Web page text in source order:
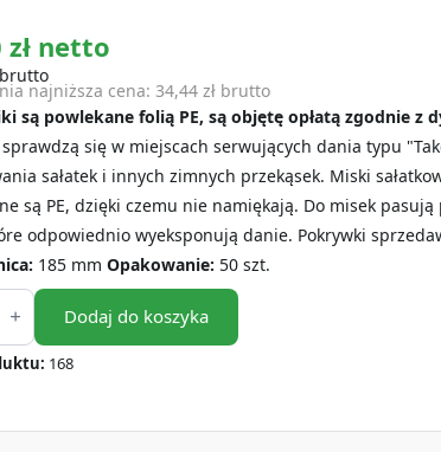
zł netto
najniższa cena: 34,44 złbrutto
są powlekane folią PE, są objętę opłatą zgodnie z
się w miejscach serwujących dania typu
sałatek i innych zimnych przekąsek. Miski
są PE, dzięki czemu nie namiękają. Do misek
odpowiednio wyeksponują danie. Pokrywki
185 mm Opakowanie: 50 szt.
Dodaj do koszyka
168